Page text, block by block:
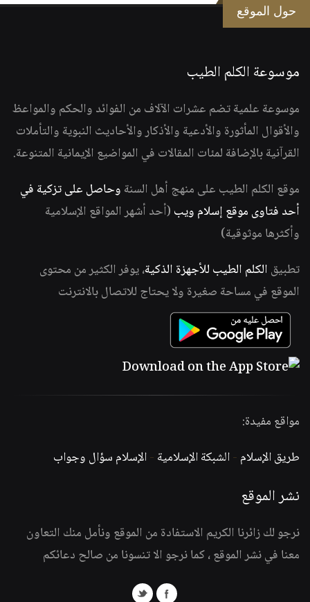
حول الموقع
موسوعة الكلم الطيب
موسوعة علمية تضم عشرات الآلاف من الفوائد والحكم والمواعظ
والأقوال المأثورة والأدعية والأذكار والأحاديث النبوية والتأملات
القرآنية بالإضافة لمئات المقالات في المواضيع الإيمانية المتنوعة.
موقع الكلم الطيب على منهج أهل السنة وحاصل على تزكية في
أحد فتاوى موقع إسلام ويب (أحد أشهر المواقع الإسلامية
وأكثرها موثوقية)
تطبيق الكلم الطيب للأجهزة الذكية، يوفر الكثير من محتوى
الموقع في مساحة صغيرة ولا يحتاج للاتصال بالانترنت
مواقع مفيدة:
طريق الإسلام -الشبكة الإسلامية -الإسلام سؤال وجواب
نشر الموقع
نرجو لك زائرنا الكريم الاستفادة من الموقع ونأمل منك التعاون
معنا في نشر الموقع ، كما نرجو الا تنسونا من صالح دعائكم